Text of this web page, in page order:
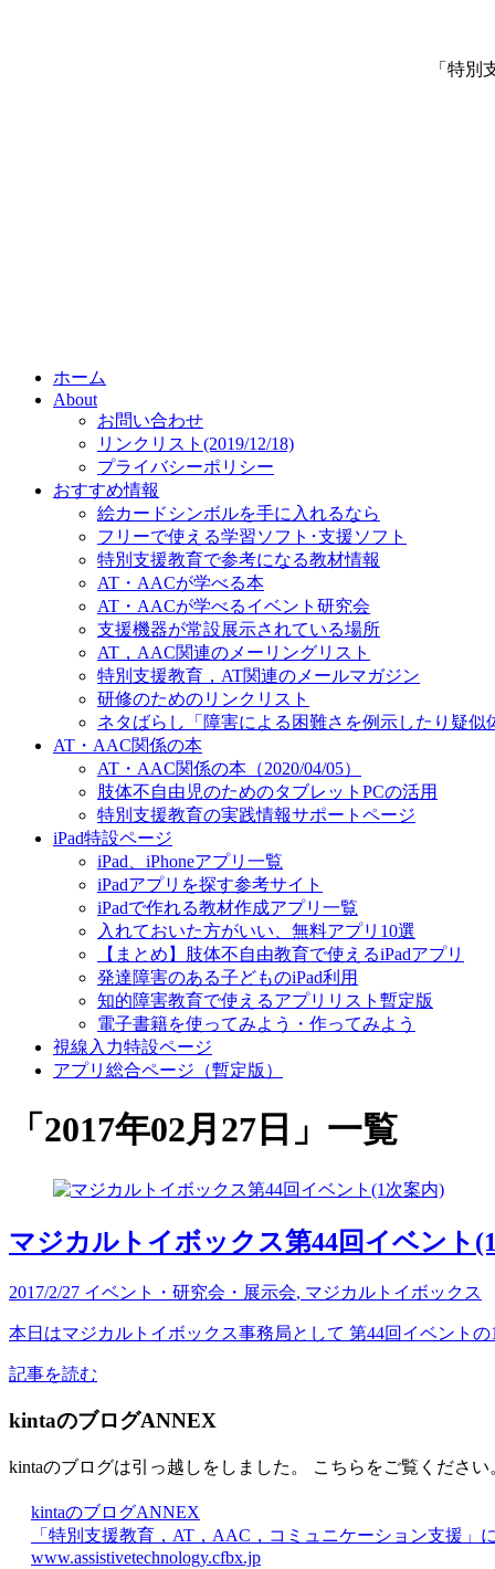
「特
ホーム
About
お問い合わせ
リンクリスト(2019/12/18)
プライバシーポリシー
おすすめ情報
絵カードシンボルを手に入れるなら
フリーで使える学習ソフト･支援ソフト
特別支援教育で参考になる教材情報
AT・AACが学べる本
AT・AACが学べるイベント研究会
支援機器が常設展示されている場所
AT，AAC関連のメーリングリスト
特別支援教育，AT関連のメールマガジン
研修のためのリンクリスト
ネタばらし「障害による困難さを例示したり疑似
AT・AAC関係の本
AT・AAC関係の本（2020/04/05）
肢体不自由児のためのタブレットPCの活用
特別支援教育の実践情報サポートページ
iPad特設ページ
iPad、iPhoneアプリ一覧
iPadアプリを探す参考サイト
iPadで作れる教材作成アプリ一覧
入れておいた方がいい、無料アプリ10選
【まとめ】肢体不自由教育で使えるiPadアプリ
発達障害のある子どものiPad利用
知的障害教育で使えるアプリリスト暫定版
電子書籍を使ってみよう・作ってみよう
視線入力特設ページ
アプリ総合ページ（暫定版）
「 2017年02月27日 」 一覧
マジカルトイボックス第44回イベント
2017/2/27 イベント・研究会・展示会, マジカルトイボックス
本日はマジカルトイボックス事務局として 第44回イベント
記事を読む
kintaのブログANNEX
kintaのブログは引っ越しをしました。 こちらをご覧ください
kintaのブログANNEX
「特別支援教育，AT，AAC，コミュニケーション支援」
www.assistivetechnology.cfbx.jp